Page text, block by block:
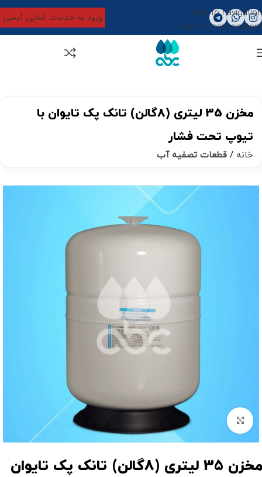
Skip to navigation
Skip to main content
ورود به خدمات آنلاین آبسی
مخزن 35 لیتری (8گالن) تانک پک تایوان با
تیوپ تحت فشار
خانه قطعات تصفیه آب
برای بزرگنمایی کلیک کنید
مخزن 35 لیتری (8گالن) تانک پک تایوان